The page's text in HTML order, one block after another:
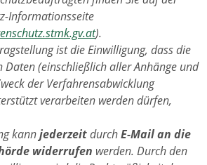
Informationsseite
).
ist die Einwilligung, dass die
Daten (einschließlich aller Anhänge und
der Verfahrensabwicklung
verarbeiten werden dürfen,
kannjederzeitdurchE-Mail an die
widerrufen werden. Durch den